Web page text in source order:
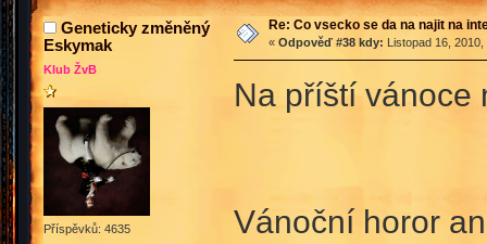
Geneticky změněný
Eskymak
Klub ŽvB
Příspěvků: 4635
Re: Co vsecko se da na najit na
« Odpověď #38 kdy: Listopad 16,
Na příští
Vánoční horor